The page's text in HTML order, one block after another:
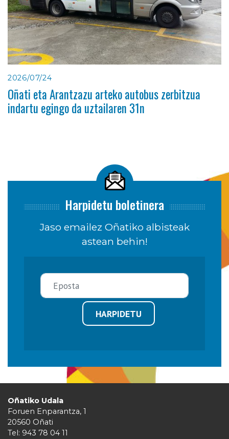
2026/07/24
Oñati eta Arantzazu arteko autobus zerbitzua
indartu egingo da uztailaren 31n
Harpidetu boletinera
Jaso emailez Oñatiko albisteak
astean behin!
HARPIDETU
Oñatiko Udala
Foruen Enparantza, 1
20560 Oñati
Tel: 943 78 04 11